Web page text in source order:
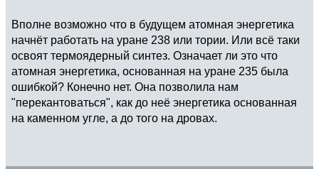
Вполне возможно что в будущем атомная энергетика
начнёт работать на уране 238 или тории. Или всё таки
освоят термоядерный синтез. Означает ли это что
атомная энергетика, основанная на уране 235 была
ошибкой? Конечно нет. Она позволила нам
"перекантоваться", как до неё энергетика основанная
на каменном угле, а до того на дровах.